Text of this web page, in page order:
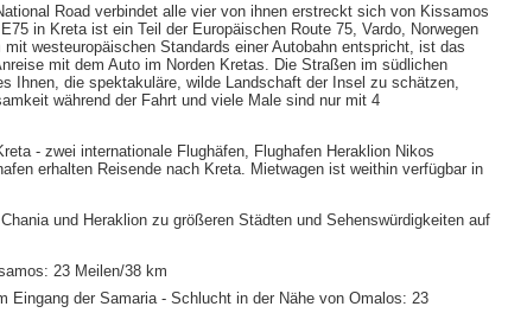
Road verbindet alle vier von ihnen erstreckt sich von Kissamos
in Kreta ist ein Teil der Europäischen Route 75, Vardo, Norwegen
westeuropäischen Standards einer Autobahn entspricht, ist das
mit dem Auto im Norden Kretas. Die Straßen im südlichen
Ihnen, die spektakuläre, wilde Landschaft der Insel zu schätzen,
während der Fahrt und viele Male sind nur mit 4
- zwei internationale Flughäfen, Flughafen Heraklion Nikos
erhalten Reisende nach Kreta. Mietwagen ist weithin verfügbar in
und Heraklion zu größeren Städten und Sehenswürdigkeiten auf
23 Meilen/38 km
Eingang der Samaria - Schlucht in der Nähe von Omalos: 23